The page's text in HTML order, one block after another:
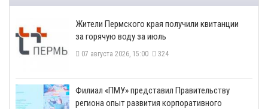
​Жители Пермского края получили квитанции
за горячую воду за июль
07 августа 2026, 15:00 324
​Филиал «ПМУ» представил Правительству
региона опыт развития корпоративного